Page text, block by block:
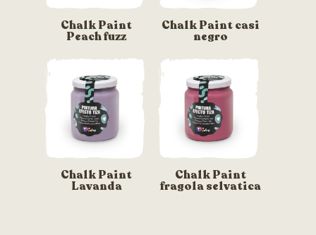
Chalk Paint
Peach fuzz
Chalk Paint casi
negro
Chalk Paint
Lavanda
Chalk Paint
fragola selvatica